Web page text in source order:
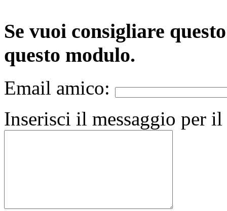
Se vuoi consigliare
questo modulo.
Email amico:
Inserisci il messaggio per